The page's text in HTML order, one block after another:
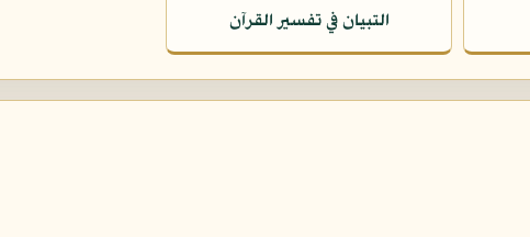
التبيان في تفسير القرآن